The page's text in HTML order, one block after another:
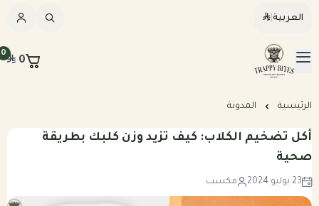
العربية|
Trappybites
0
0
القائمة الرئيسية
الرئيسيه
قطط
الرئيسية المدونة
أكل تضخيم الكلاب: كيف تزيد وزن كلبك بطريقة
صحية
23 يوليو 2024 مكسب